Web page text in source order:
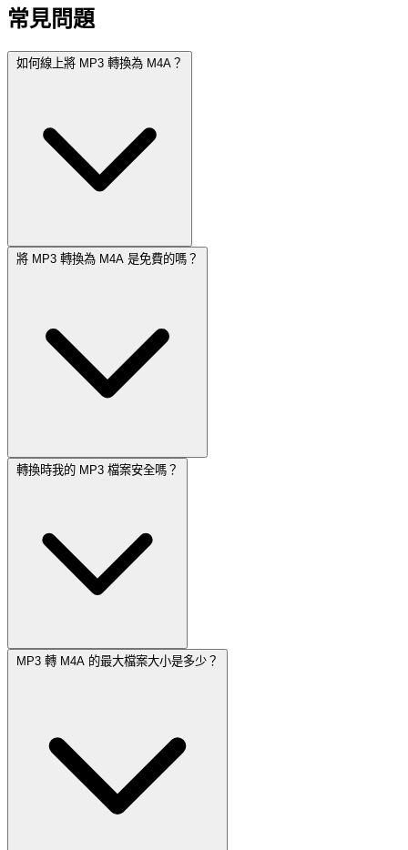
常見問題
如何線上將 MP3 轉換為 M4A？
將 MP3 轉換為 M4A 是免費的嗎？
轉換時我的 MP3 檔案安全嗎？
MP3 轉 M4A 的最大檔案大小是多少？